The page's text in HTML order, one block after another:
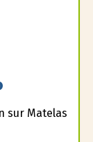
sur Matelas